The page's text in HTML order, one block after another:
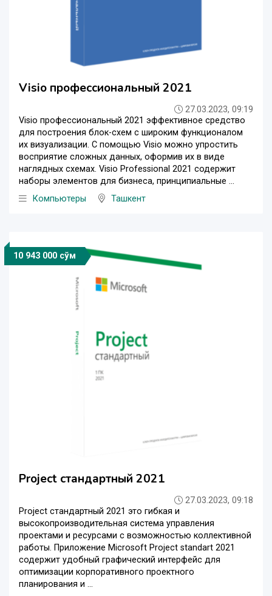
Visio профессиональный 2021
27.03.2023, 09:19
Visio профессиональный 2021 эффективное средство
для построения блок-схем с широким функционалом
их визуализации. С помощью Visio можно упростить
восприятие сложных данных, оформив их в виде
наглядных схемах. Visio Professional 2021 содержит
наборы элементов для бизнеса, принципиальные ...
Компьютеры
Ташкент
10 943 000 сўм
Project стандартный 2021
27.03.2023, 09:18
Project стандартный 2021 это гибкая и
высокопроизводительная система управления
проектами и ресурсами с возможностью коллективной
работы. Приложение Microsoft Project standart 2021
содержит удобный графический интерфейс для
оптимизации корпоративного проектного
планирования и ...